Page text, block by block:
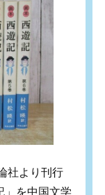
社より刊行
」を中国文学